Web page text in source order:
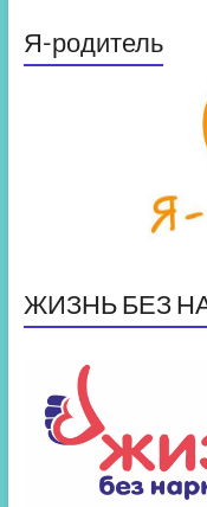
Я-родитель
ЖИЗНЬ БЕЗ